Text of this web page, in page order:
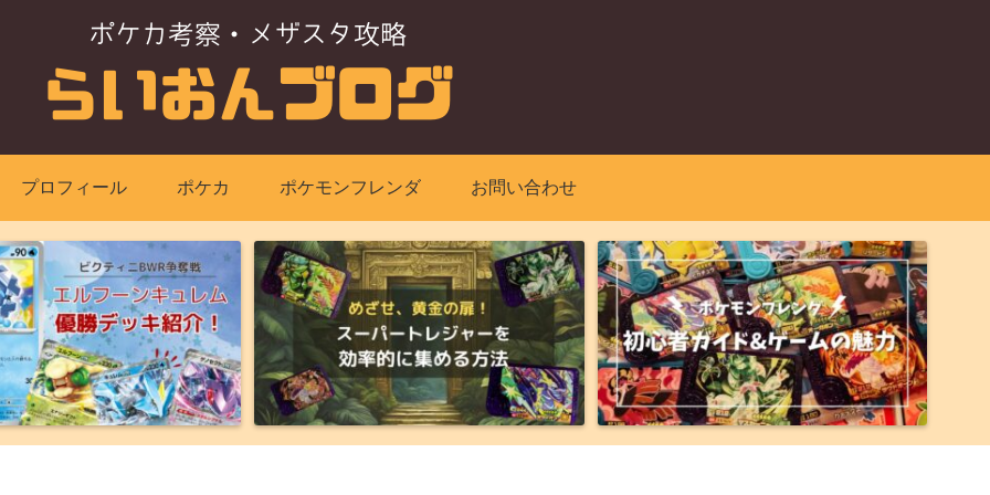
プロフィール ポケカ ポケモンフレンダ お問い合わせ